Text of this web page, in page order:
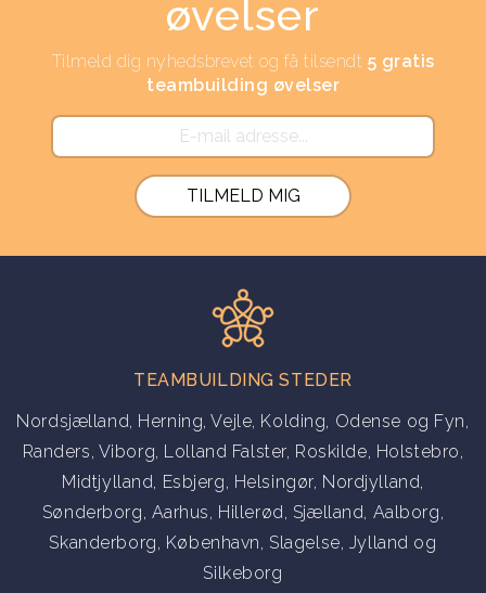
øvelser
Tilmeld dig nyhedsbrevet og få tilsendt 5 gratis
teambuilding øvelser
TEAMBUILDING STEDER
Nordsjælland, Herning,Vejle, Kolding, Odense og Fyn,
Randers, Viborg, Lolland Falster, Roskilde, Holstebro,
Midtjylland, Esbjerg, Helsingør, Nordjylland,
Sønderborg, Aarhus, Hillerød, Sjælland, Aalborg,
Skanderborg, København, Slagelse, Jylland og
Silkeborg